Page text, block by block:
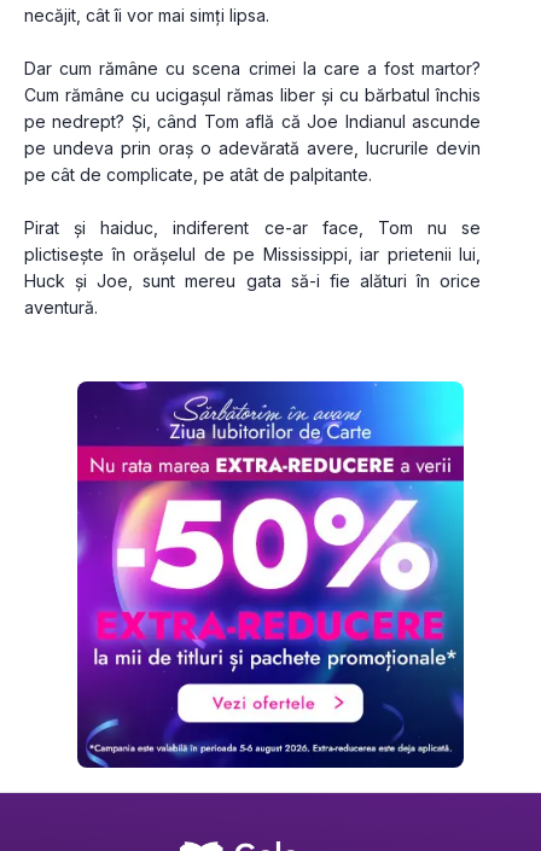
necăjit, cât îi vor mai simți lipsa.
Dar cum rămâne cu scena crimei la care a fost martor?
Cum rămâne cu ucigașul rămas liber și cu bărbatul închis
pe nedrept? Și, când Tom află că Joe Indianul ascunde
pe undeva prin oraș o adevărată avere, lucrurile devin
pe cât de complicate, pe atât de palpitante.
Pirat și haiduc, indiferent ce-ar face, Tom nu se
plictisește în orășelul de pe Mississippi, iar prietenii lui,
Huck și Joe, sunt mereu gata să-i fie alături în orice
aventură.